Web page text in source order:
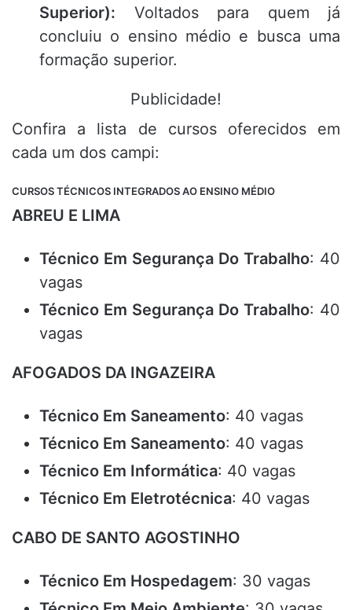
Superior): Voltados para quem já
concluiu o ensino médio e busca uma
formação superior.
Publicidade!
Confira a lista de cursos oferecidos em
cada um dos campi:
CURSOS TÉCNICOS INTEGRADOS AO ENSINO MÉDIO
ABREU E LIMA
Técnico Em Segurança Do Trabalho: 40
vagas
Técnico Em Segurança Do Trabalho: 40
vagas
AFOGADOS DA INGAZEIRA
Técnico Em Saneamento: 40 vagas
Técnico Em Saneamento: 40 vagas
Técnico Em Informática: 40 vagas
Técnico Em Eletrotécnica: 40 vagas
CABO DE SANTO AGOSTINHO
Técnico Em Hospedagem: 30 vagas